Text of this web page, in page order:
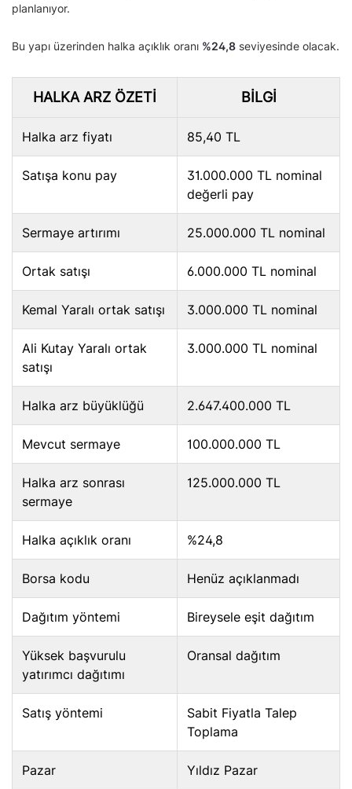
planlanıyor.
Bu yapı üzerinden halka açıklık oranı %24,8 seviyesinde olacak.
HALKA ARZ ÖZETI BILGI
Halka arz fiyatı 85,40 TL
Satışa konu pay
31.000.000 TL nominal
değerli pay
Sermaye artırımı 25.000.000 TL nominal
Ortak satışı 6.000.000 TL nominal
Kemal Yaralı ortak satışı 3.000.000 TL nominal
Ali Kutay Yaralı ortak
satışı
3.000.000 TL nominal
Halka arz büyüklüğü 2.647.400.000 TL
Mevcut sermaye 100.000.000 TL
Halka arz sonrası
sermaye
125.000.000 TL
Halka açıklık oranı %24,8
Borsa kodu Henüz açıklanmadı
Dağıtım yöntemi Bireysele eşit dağıtım
Yüksek başvurulu
yatırımcı dağıtımı
Oransal dağıtım
Satış yöntemi
Sabit Fiyatla Talep
Toplama
Pazar Yıldız Pazar